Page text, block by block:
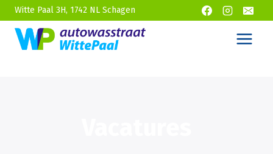
Doorgaan
naar
inhoud
Witte Paal 3H, 1742 NL Schagen